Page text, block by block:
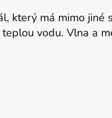
který má mimo
vodu. Vlna a